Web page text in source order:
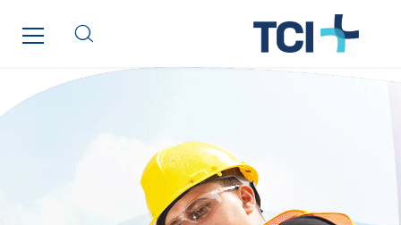
Poland
Romania